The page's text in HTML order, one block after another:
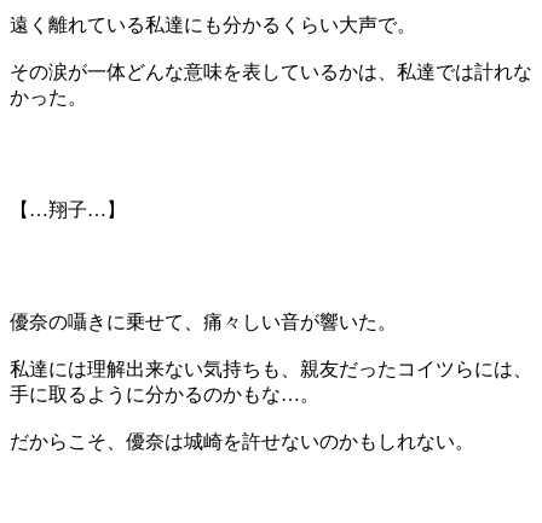
遠く離れている私達にも分かるくらい大声で。
その涙が一体どんな意味を表しているかは、私達では計れな
かった。
【…翔子…】
優奈の囁きに乗せて、痛々しい音が響いた。
私達には理解出来ない気持ちも、親友だったコイツらには、
手に取るように分かるのかもな…。
だからこそ、優奈は城崎を許せないのかもしれない。